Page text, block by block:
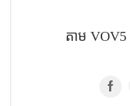
តាម